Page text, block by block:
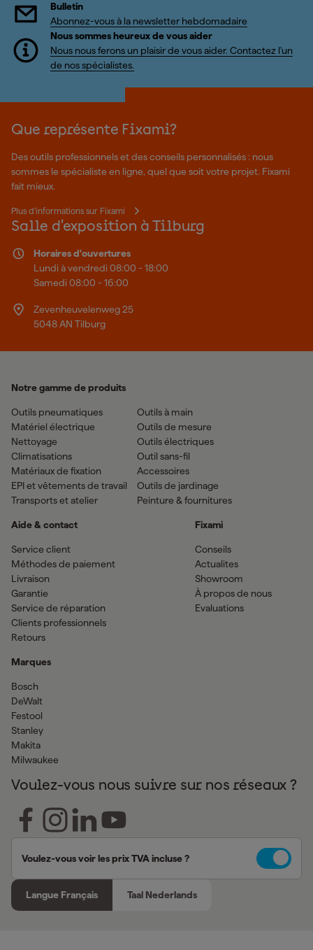
Bulletin
Abonnez-vous à la newsletter hebdomadaire
Nous sommes heureux de vous aider
Nous nous ferons un plaisir de vous aider. Contactez l'un
de nos spécialistes.
Que représente Fixami?
Des outils professionnels et des conseils personnalisés : nous
sommes le spécialiste en ligne, quel que soit votre projet. Fixami
fait mieux.
Plus d'informations sur Fixami
Salle d'exposition à Tilburg
Horaires d'ouvertures
Lundi à vendredi 08:00 - 18:00
Samedi 08:00 - 16:00
Zevenheuvelenweg 25
5048 AN Tilburg
Notre gamme de produits
Outils pneumatiques
Matériel électrique
Nettoyage
Climatisations
Matériaux de fixation
EPI et vêtements de travail
Transports et atelier
Outils à main
Outils de mesure
Outils électriques
Outil sans-fil
Accessoires
Outils de jardinage
Peinture & fournitures
Aide & contact
Service client
Méthodes de paiement
Livraison
Garantie
Service de réparation
Clients professionnels
Retours
Marques
Bosch
DeWalt
Festool
Stanley
Makita
Milwaukee
Fixami
Conseils
Actualites
Showroom
À propos de nous
Evaluations
Voulez-vous nous suivre sur nos réseaux ?
Voulez-vous voir les prix TVA incluse ?
Langue Français Taal Nederlands